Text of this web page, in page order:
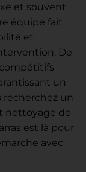
et souvent
équipe fait
et
De
un
recherchez un
nettoyage de
est là pour
avec